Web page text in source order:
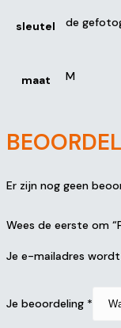
sleutel de
maat M
Er zijn nog geen
Wees de eerste om
Je e-mailadres
Je beoordeling *